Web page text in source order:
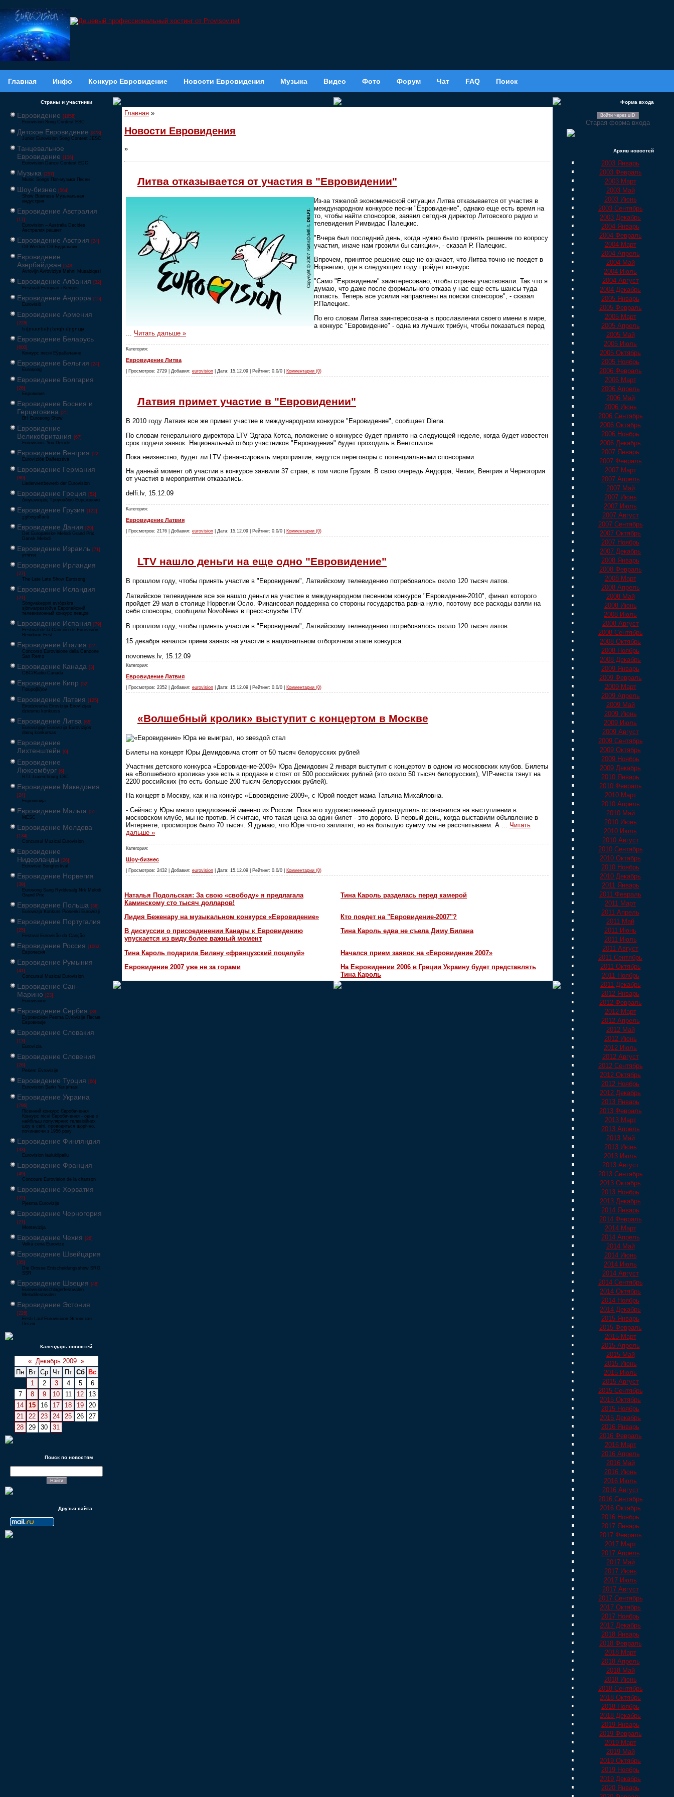
Главная Инфо Конкурс Евровидение Новости Евровидения Музыка Видео Фото Форум Чат FAQ Поиск
Страны и участники
Евровидение [1858]
Eurovision Song Contest ESC
Детское Евровидение [878]
Junior Eurovision Song Contest JESC
Танцевальное
Евровидение [106]
Eurovision Dance Contest EDC
Музыка [257]
Music Songs Поп-музыка Песни
Шоу-бизнес [564]
Show Business Музыкальная
индустрия
Евровидение Австралия
[17]
Eurovision – Australia Decides
Австралия решает
Евровидение Австрия [24]
Ö3-Wecker Ö3 Будильник
Евровидение
Азербайджан [549]
Avrovijn Avroviziya Mahnı Müsabiqəsi
Евровидение Албания [32]
Festivali Evropian i Këngës
Евровидение Андорра [15]
Eurovisió
Евровидение Армения
[228]
Եվրատեսիլ երգի մրցույթ
Евровидение Беларусь
[600]
Конкурс песні Еўрабачанне
Евровидение Бельгия [24]
Eurosong
Евровидение Болгария
[26]
Евровизия
Евровидение Босния и
Герцеговина [21]
BH Eurosong Show
Евровидение
Великобритания [67]
Eurovision: You Decide
Евровидение Венгрия [22]
Eurovíziós Dalfesztivá
Евровидение Германия
[80]
Liederwettbewerb der Eurovision
Евровидение Греция [52]
Διαγωνισμός Τραγουδιού Ευρώεικονα
Евровидение Грузия [122]
ევროვიზიის
Евровидение Дания [29]
Det Europæiske Melodi Grand Prix
Dansk Melodi
Евровидение Израиль [71]
‏אירוויזיון
Евровидение Ирландия
[27]
The Late Late Show Eurosong
Евровидение Исландия
[21]
Söngvakeppni evrópskra
sjónvarpsstöðva Европейский
телевизионный конкурс певцов
Евровидение Испания [79]
Festival de la Canción de Eurovisión
Benidorm Fest
Евровидение Италия [27]
Concorso Eurovisione della Canzone
San Remo
Евровидение Канада [3]
CBC/Radio-Canada
Евровидение Кипр [52]
Γιουροβίζιον
Евровидение Латвия [125]
Eirodziesma Eirovīzija Eirovīzijas
dziesmu konkurss
Евровидение Литва [65]
Eurovizijoje Eurovizija Eurovizijos
dainų konkursas
Евровидение
Лихтенштейн [6]
Евровидение
Люксембург [6]
RTL Luxembourg LSC
Евровидение Македония
[24]
Евровизија
Евровидение Мальта [51]
MESC
Евровидение Молдова
[134]
Concursul Muzical Eurovision
Евровидение
Нидерланды [26]
Eurovisie Songfestival
Евровидение Норвегия
[39]
Eurosong Sang Ryddesalg Nrk Melodi
Grand Prix
Евровидение Польша [36]
Eurowizja Konkurs Piosenki Eurowizji
Евровидение Португалия
[25]
Festival Eurovisão da Canção
Евровидение Россия [1062]
Европесня
Евровидение Румыния
[41]
Concursul Muzical Eurovision
Евровидение Сан-
Марино [23]
Eurovisione
Евровидение Сербия [39]
Еуровисион Pesma Evrovizije Песма
Евровизије
Евровидение Словакия
[13]
Eurovízia
Евровидение Словения
[26]
Pesem Evrovizije
Евровидение Турция [66]
Eurovision Şarkı Yarışması
Евровидение Украина
[796]
Пісенний конкурс Євробачення
Конкурс пісні Євробачення - одне з
найбільш популярних телевізійних
шоу в світі, проводиться щорічно,
починаючи з 1956 року
Евровидение Финляндия
[33]
Eurovision laulukilpailu
Евровидение Франция
[49]
Concours Eurovision de la chanson
Евровидение Хорватия
[22]
Pjesma Eurovizije
Евровидение Черногория
[21]
Montevizija
Евровидение Чехия [26]
Velká cena Eurovize
Евровидение Швейцария
[35]
Die Grosse Entscheidungsshow SRG
SSR
Евровидение Швеция [48]
Eurovisionsschlagerfestivalen
Melodifestivalen
Евровидение Эстония
[226]
Eesti Laul Eurovisioon Эстонская
Песня
Календарь новостей
« Декабрь 2009 »
Пн
Вт Ср Чт Пт Сб
Вс
1
2 3 4 5
6
7
8 9 10 11 12
13
14
15 16 17 18 19
20
21
22 23 24 25 26
27
28
29 30 31
Поиск по новостям
Друзья сайта
Главная »
Новости Евровидения
»
Литва отказывается от участия в "Евровидении"
Из-за тяжелой экономической ситуации Литва отказывается от участия в
международном конкурсе песни "Евровидение", однако еще есть время на
то, чтобы найти спонсоров, заявил сегодня директор Литовского радио и
телевидения Римвидас Палецкис.
"Вчера был последний день, когда нужно было принять решение по вопросу
участия, иначе нам грозили бы санкции», - сказал Р. Палецкис.
Впрочем, принятое решение еще не означает, что Литва точно не поедет в
Норвегию, где в следующем году пройдет конкурс.
"Само "Евровидение" заинтересовано, чтобы страны участвовали. Так что я
думаю, что даже после формального отказа у нас еще есть шансы туда
попасть. Теперь все усилия направлены на поиски спонсоров", - сказал
Р.Палецкис.
По его словам Литва заинтересована в прославлении своего имени в мире,
а конкурс "Евровидение" - одна из лучших трибун, чтобы показаться перед
Читать дальше »
Категория:
Евровидение Литва
| Просмотров: 2729 | Добавил: eurovision | Дата: 15.12.09 | Рейтинг: 0.0/0 | Комментарии (0)
Латвия примет участие в "Евровидении"
В 2010 году Латвия все же примет участие в международном конкурсе "Евровидение", сообщает Diena.
По словам генерального директора LTV Эдгара Котса, положение о конкурсе будет принято на следующей неделе, когда будет известен
срок подачи заявок. Национальный отбор участников "Евровидения" будет проходить в Вентспилсе.
Пока неизвестно, будет ли LTV финансировать мероприятие, ведутся переговоры с потенциальными спонсорами.
На данный момент об участии в конкурсе заявили 37 стран, в том числе Грузия. В свою очередь Андорра, Чехия, Венгрия и Черногория
от участия в мероприятии отказались.
delfi.lv, 15.12.09
Категория:
Евровидение Латвия
| Просмотров: 2176 | Добавил: eurovision | Дата: 15.12.09 | Рейтинг: 0.0/0 | Комментарии (0)
LTV нашло деньги на еще одно "Евровидение"
В прошлом году, чтобы принять участие в "Евровидении", Латвийскому телевидению потребовалось около 120 тысяч латов.
Латвийское телевидение все же нашло деньги на участие в международном песенном конкурсе "Евровидение-2010", финал которого
пройдет 29 мая в столице Норвегии Осло. Финансовая поддержка со стороны государства равна нулю, поэтому все расходы взяли на
себя спонсоры, сообщили NovoNews в пресс-службе LTV.
В прошлом году, чтобы принять участие в "Евровидении", Латвийскому телевидению потребовалось около 120 тысяч латов.
15 декабря начался прием заявок на участие в национальном отборочном этапе конкурса.
novonews.lv, 15.12.09
Категория:
Евровидение Латвия
| Просмотров: 2352 | Добавил: eurovision | Дата: 15.12.09 | Рейтинг: 0.0/0 | Комментарии (0)
«Волшебный кролик» выступит с концертом в Москве
«Евровидение» Юра не выиграл, но звездой стал
Билеты на концерт Юры Демидовича стоят от 50 тысяч белорусских рублей
Участник детского конкурса «Евровидение-2009» Юра Демидович 2 января выступит с концертом в одном из московских клубов. Билеты
на «Волшебного кролика» уже есть в продаже и стоят от 500 российских рублей (это около 50 тысяч белорусских), VIP-места тянут на
2200 российских (то есть больше 200 тысяч белорусских рублей).
На концерт в Москву, как и на конкурс «Евровидение-2009», с Юрой поедет мама Татьяна Михайловна.
- Сейчас у Юры много предложений именно из России. Пока его художественный руководитель остановился на выступлении в
московском клубе, мы не против. Я считаю, что такая цена за один билет - это дорого. В первый день, когда выставили объявление в
Интернете, просмотров было 70 тысяч. Я думаю, что Юре что-то заплатят, но на большую сумму мы не рассчитываем. А
Читать
дальше »
Категория:
Шоу-бизнес
| Просмотров: 2432 | Добавил: eurovision | Дата: 15.12.09 | Рейтинг: 0.0/0 | Комментарии (0)
Наталья Подольская: За свою «свободу» я предлагала
Каминскому сто тысяч долларов!
Тина Кароль разделась перед камерой
Лидия Беженару на музыкальном конкурсе «Евровидение»
Кто поедет на "Евровидение-2007"?
В дискуссии о присоединении Канады к Евровидению
упускается из виду более важный момент
Тина Кароль едва не съела Диму Билана
Тина Кароль подарила Билану «французский поцелуй»
Начался прием заявок на «Евровидение 2007»
Евровидение 2007 уже не за горами
На Евровидении 2006 в Греции Украину будет представлять
Тина Кароль
Форма входа
Войти через uID
Старая форма входа
Архив новостей
2003 Январь
2003 Февраль
2003 Март
2003 Май
2003 Июнь
2003 Сентябрь
2003 Декабрь
2004 Январь
2004 Февраль
2004 Март
2004 Апрель
2004 Май
2004 Июль
2004 Август
2004 Декабрь
2005 Январь
2005 Февраль
2005 Март
2005 Апрель
2005 Май
2005 Июль
2005 Октябрь
2005 Ноябрь
2006 Февраль
2006 Март
2006 Апрель
2006 Май
2006 Июнь
2006 Сентябрь
2006 Октябрь
2006 Ноябрь
2006 Декабрь
2007 Январь
2007 Февраль
2007 Март
2007 Апрель
2007 Май
2007 Июнь
2007 Июль
2007 Август
2007 Сентябрь
2007 Октябрь
2007 Ноябрь
2007 Декабрь
2008 Январь
2008 Февраль
2008 Март
2008 Апрель
2008 Май
2008 Июнь
2008 Июль
2008 Август
2008 Сентябрь
2008 Октябрь
2008 Ноябрь
2008 Декабрь
2009 Январь
2009 Февраль
2009 Март
2009 Апрель
2009 Май
2009 Июнь
2009 Июль
2009 Август
2009 Сентябрь
2009 Октябрь
2009 Ноябрь
2009 Декабрь
2010 Январь
2010 Февраль
2010 Март
2010 Апрель
2010 Май
2010 Июнь
2010 Июль
2010 Август
2010 Сентябрь
2010 Октябрь
2010 Ноябрь
2010 Декабрь
2011 Январь
2011 Февраль
2011 Март
2011 Апрель
2011 Май
2011 Июнь
2011 Июль
2011 Август
2011 Сентябрь
2011 Октябрь
2011 Ноябрь
2011 Декабрь
2012 Январь
2012 Февраль
2012 Март
2012 Апрель
2012 Май
2012 Июнь
2012 Июль
2012 Август
2012 Сентябрь
2012 Октябрь
2012 Ноябрь
2012 Декабрь
2013 Январь
2013 Февраль
2013 Март
2013 Апрель
2013 Май
2013 Июнь
2013 Июль
2013 Август
2013 Сентябрь
2013 Октябрь
2013 Ноябрь
2013 Декабрь
2014 Январь
2014 Февраль
2014 Март
2014 Апрель
2014 Май
2014 Июнь
2014 Июль
2014 Август
2014 Сентябрь
2014 Октябрь
2014 Ноябрь
2014 Декабрь
2015 Январь
2015 Февраль
2015 Март
2015 Апрель
2015 Май
2015 Июнь
2015 Июль
2015 Август
2015 Сентябрь
2015 Октябрь
2015 Ноябрь
2015 Декабрь
2016 Январь
2016 Февраль
2016 Март
2016 Апрель
2016 Май
2016 Июнь
2016 Июль
2016 Август
2016 Сентябрь
2016 Октябрь
2016 Ноябрь
2017 Январь
2017 Февраль
2017 Март
2017 Апрель
2017 Май
2017 Июнь
2017 Июль
2017 Август
2017 Сентябрь
2017 Октябрь
2017 Ноябрь
2017 Декабрь
2018 Январь
2018 Февраль
2018 Март
2018 Апрель
2018 Май
2018 Июнь
2018 Сентябрь
2018 Октябрь
2018 Ноябрь
2018 Декабрь
2019 Январь
2019 Февраль
2019 Март
2019 Май
2019 Октябрь
2019 Ноябрь
2019 Декабрь
2020 Январь